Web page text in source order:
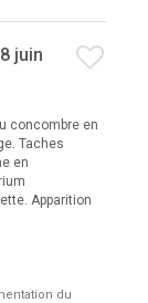
juin
concombre en
Taches
en
Apparition
du